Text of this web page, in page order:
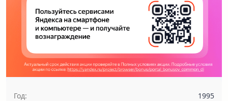
Год:
1995